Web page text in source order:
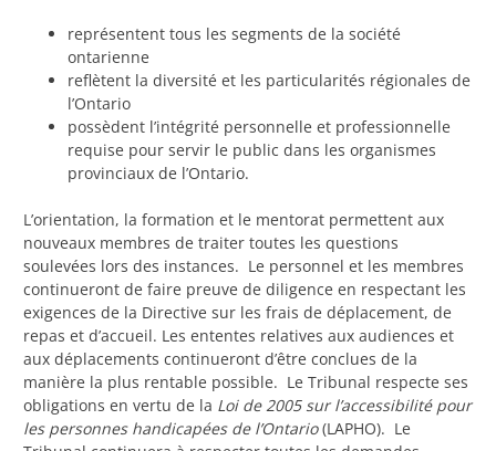
représentent tous les segments de la société
ontarienne
reflètent la diversité et les particularités régionales de
l’Ontario
possèdent l’intégrité personnelle et professionnelle
requise pour servir le public dans les organismes
provinciaux de l’Ontario.
L’orientation, la formation et le mentorat permettent aux
nouveaux membres de traiter toutes les questions
soulevées lors des instances. Le personnel et les membres
continueront de faire preuve de diligence en respectant les
exigences de la Directive sur les frais de déplacement, de
repas et d’accueil. Les ententes relatives aux audiences et
aux déplacements continueront d’être conclues de la
manière la plus rentable possible. Le Tribunal respecte ses
obligations en vertu de la Loi de 2005 sur l’accessibilité pour
les personnes handicapées de l’Ontario(LAPHO). Le